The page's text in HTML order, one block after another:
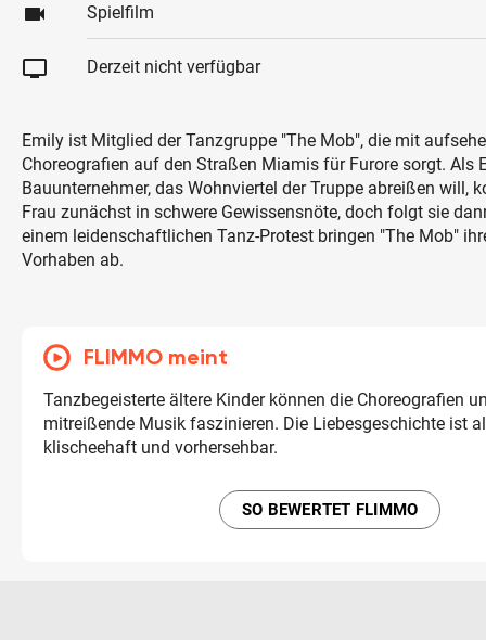
videocam Spielfilm
tv Derzeit nicht verfügbar
Emily ist Mitglied der Tanzgruppe "The Mob", die mit
Choreografien auf den Straßen Miamis für Furore sorgt. Als
Bauunternehmer, das Wohnviertel der Truppe abreißen will,
Frau zunächst in schwere Gewissensnöte, doch folgt sie
einem leidenschaftlichen Tanz-Protest bringen "The Mob"
Vorhaben ab.
FLIMMO meint
Tanzbegeisterte ältere Kinder können die Choreografien
mitreißende Musik faszinieren. Die Liebesgeschichte ist
klischeehaft und vorhersehbar.
SO BEWERTET FLIMMO